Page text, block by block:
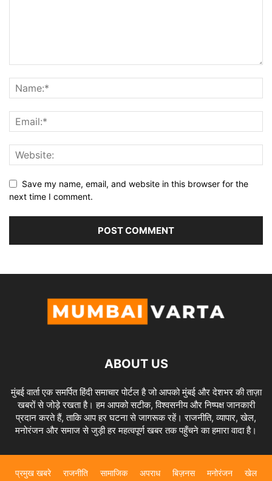
Save my name, email, and website in this browser for the
next time I comment.
ABOUT US
मुंबई वार्ता एक समर्पित हिंदी समाचार पोर्टल है जो आपको मुंबई और देशभर की ताज़ा
खबरों से जोड़े रखता है। हम आपको सटीक, विश्वसनीय और निष्पक्ष जानकारी
प्रदान करते हैं, ताकि आप हर घटना से जागरूक रहें। राजनीति, व्यापार, खेल,
मनोरंजन और समाज से जुड़ी हर महत्वपूर्ण खबर तक पहुँचने का हमारा वादा है।
प्रमुख खबरे राजनीति सामाजिक अपराध बिज़नस मनोरंजन खेल